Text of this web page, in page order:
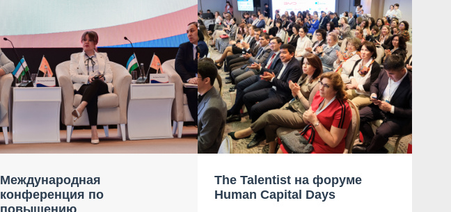
Международная
конференция по
The Talentist на форуме
Human Capital Days